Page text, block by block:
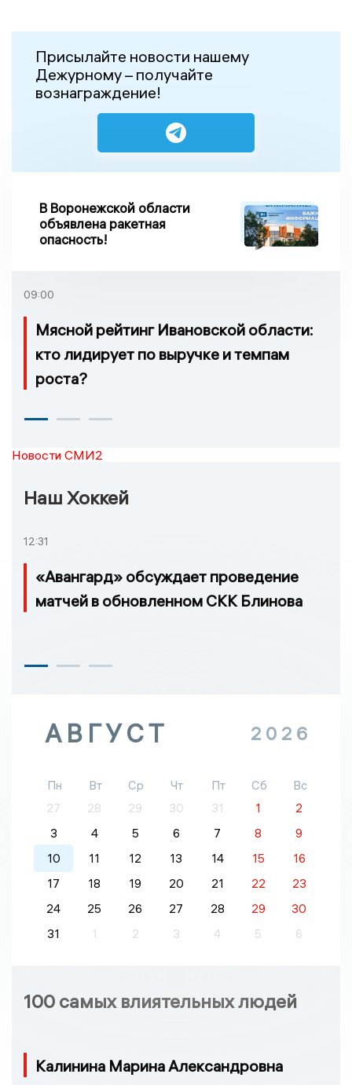
Присылайте новости нашему
Дежурному – получайте
вознаграждение!
В Воронежской области
объявлена ракетная
опасность!
09:00
Мясной рейтинг Ивановской области:
кто лидирует по выручке и темпам
роста?
Новости СМИ2
Наш Хоккей
12:31
«Авангард» обсуждает проведение
матчей в обновленном СКК Блинова
АВГУСТ 2026
Пн Вт Ср Чт Пт Сб
Вс
27
28 29 30 31 1
2
3
4 5 6 7 8
9
10
11 12 13 14 15
16
17
18 19 20 21 22
23
24
25 26 27 28 29
30
31
1 2 3 4 5 6
100 самых влиятельных людей
Калинина Марина Александровна